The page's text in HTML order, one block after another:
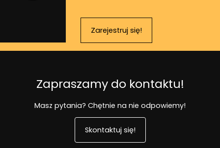
Zarejestruj się!
Zapraszamy do kontaktu!
Masz pytania? Chętnie na nie odpowiemy!
Skontaktuj się!